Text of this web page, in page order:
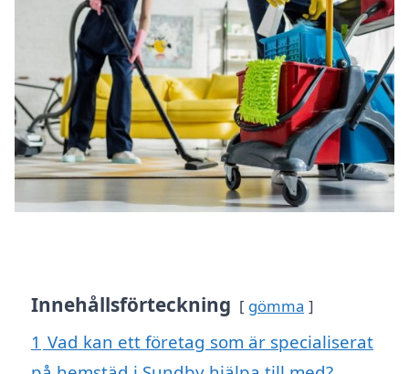
Innehållsförteckning gömma
1 Vad kan ett företag som är specialiserat